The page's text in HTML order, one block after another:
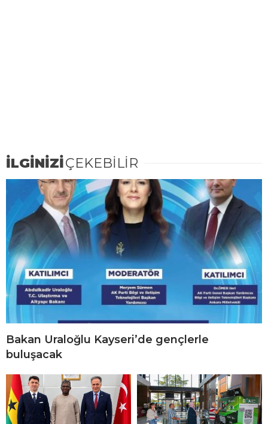
İLGİNİZİÇEKEBİLİR
Bakan Uraloğlu Kayseri’de gençlerle
buluşacak